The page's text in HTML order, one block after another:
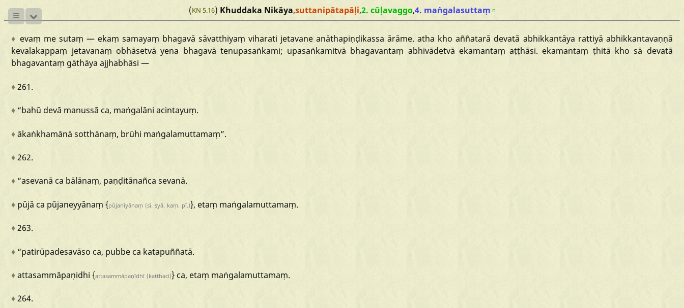
(KN 5.16) Khuddaka Nikāya,suttanipātapāḷi,2. cūḷavaggo,4. maṅgalasuttaṃ n
♦ evaṃ me sutaṃ — ekaṃ samayaṃ bhagavā sāvatthiyaṃ viharati jetavane anāthapiṇḍikassa ārāme. atha kho aññatarā devatā abhikkantāya rattiyā abhikkantavaṇṇā
kevalakappaṃ jetavanaṃ obhāsetvā yena bhagavā tenupasaṅkami; upasaṅkamitvā bhagavantaṃ abhivādetvā ekamantaṃ aṭṭhāsi. ekamantaṃ ṭhitā kho sā devatā
bhagavantaṃ gāthāya ajjhabhāsi —
♦261.
♦ “bahū devā manussā ca, maṅgalāni acintayuṃ.
♦ākaṅkhamānā sotthānaṃ, brūhi maṅgalamuttamaṃ”.
♦262.
♦ “asevanā ca bālānaṃ, paṇḍitānañca sevanā.
♦ pūjā ca pūjaneyyānaṃ {pūjanīyānaṃ (sī. syā. kaṃ. pī.)},etaṃ maṅgalamuttamaṃ.
♦263.
♦ “patirūpadesavāso ca, pubbe ca katapuññatā.
♦attasammāpaṇidhi {attasammāpaṇīdhī (katthaci)}ca, etaṃ maṅgalamuttamaṃ.
♦264.